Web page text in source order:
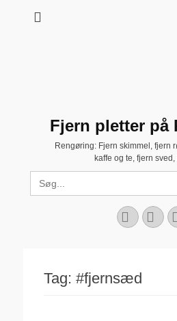
Fjern pletter på
Rengøring: Fjern skimmel, fjern
kaffe og te, fjern
Search
for:
Facebook
Tag: #fjernsæd